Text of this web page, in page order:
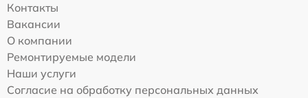
Контакты
Вакансии
О компании
Ремонтируемые модели
Наши услуги
Согласие на обработку персональных данных